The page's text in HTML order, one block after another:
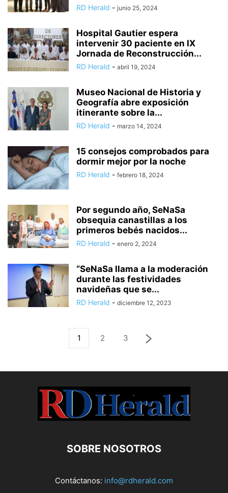
RD Herald - junio 25, 2024
Hospital Gautier espera
intervenir 30 paciente en IX
Jornada de Reconstrucción...
RD Herald - abril 19, 2024
Museo Nacional de Historia y
Geografía abre exposición
itinerante sobre la...
RD Herald - marzo 14, 2024
15 consejos comprobados para
dormir mejor por la noche
RD Herald - febrero 18, 2024
Por segundo año, SeNaSa
obsequia canastillas a los
primeros bebés nacidos...
RD Herald - enero 2, 2024
“SeNaSa llama a la moderación
durante las festividades
navideñas que se...
RD Herald - diciembre 12, 2023
1 2 3
SOBRE NOSOTROS
Contáctanos: info@rdherald.com